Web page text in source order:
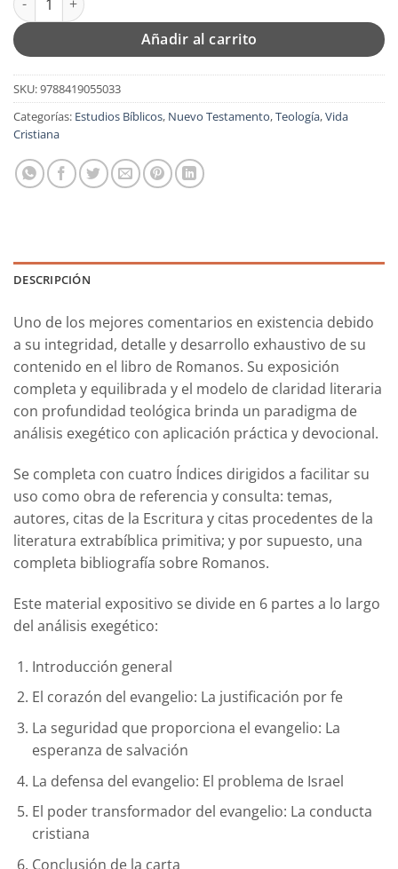
Añadir al carrito
SKU:9788419055033
Categorías: Estudios Bíblicos, Nuevo Testamento,Teología,Vida
Cristiana
DESCRIPCIÓN
Uno de los mejores comentarios en existencia debido
a su integridad, detalle y desarrollo exhaustivo de su
contenido en el libro de Romanos. Su exposición
completa y equilibrada y el modelo de claridad literaria
con profundidad teológica brinda un paradigma de
análisis exegético con aplicación práctica y devocional.
Se completa con cuatro Índices dirigidos a facilitar su
uso como obra de referencia y consulta: temas,
autores, citas de la Escritura y citas procedentes de la
literatura extrabíblica primitiva; y por supuesto, una
completa bibliografía sobre Romanos.
Este material expositivo se divide en 6 partes a lo largo
del análisis exegético:
Introducción general
El corazón del evangelio: La justificación por fe
La seguridad que proporciona el evangelio: La
esperanza de salvación
La defensa del evangelio: El problema de Israel
El poder transformador del evangelio: La conducta
cristiana
Conclusión de la carta